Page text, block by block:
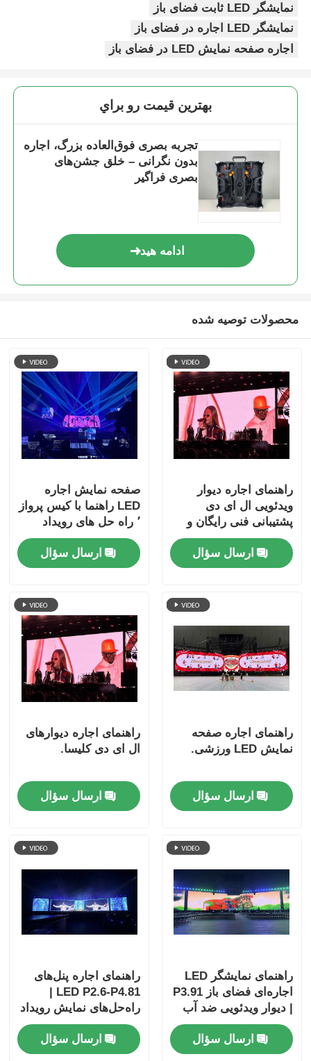
نمایشگر LED ثابت فضای باز
نمایشگر LED اجاره در فضای باز
اجاره صفحه نمایش LED در فضای باز
بهترين قيمت رو براي
تجربه بصری فوق‌العاده بزرگ، اجاره
بدون نگرانی – خلق جشن‌های
بصری فراگیر
ادامه هید
محصولات توصیه شده
راهنمای اجاره دیوار
ویدئویی ال ای دی
پشتیبانی فنی رایگان و
حمل و نقل جهانی
ارسال سؤال
صفحه نمایش اجاره
LED راهنما با کیس پرواز
٬ راه حل های رویداد
کلیدی
ارسال سؤال
راهنمای اجاره صفحه
نمایش LED ورزشی.
ارسال سؤال
راهنمای اجاره دیوارهای
ال ای دی کلیسا.
ارسال سؤال
راهنمای نمایشگر LED
اجاره‌ای فضای باز P3.91
| دیوار ویدئویی ضد آب
IP65
ارسال سؤال
راهنمای اجاره پنل‌های
راه‌حل‌های نمایش رویداد
ارسال سؤال